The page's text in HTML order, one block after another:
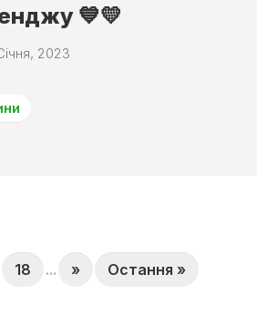
💙💛
2023
18 ... » Остання »